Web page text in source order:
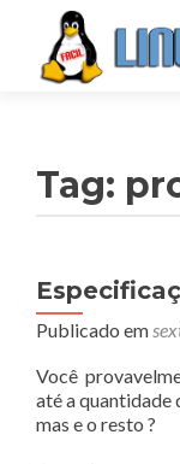
Tag:
Publicado em
Você
até a quantidade
mas e o resto ?